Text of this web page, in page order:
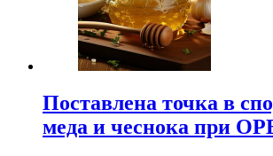
Поставлена точка в
меда и чеснока при